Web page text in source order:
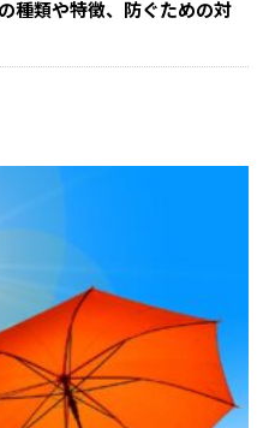
種類や特徴、防ぐための対